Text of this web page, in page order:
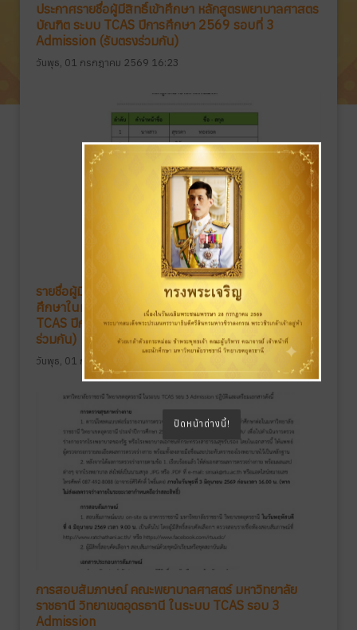
ประกาศรายชื่อผู้มีสิทธิ์เข้าศึกษา หลักสูตรพยาบาลศาสตร
บัณฑิต ระบบ TCAS ปีการศึกษา 2569 รอบที่ 3
Admission (รับตรงร่วมกัน)
วันพุธ, 01 กรกฎาคม 2569 16:23
รายชื่อผู้มีสิทธิ์เข้าสอบสัมภาษณ์ ในการคัดเลือกบุคคลเข้า
ศึกษาในมหาวิทยาลัยราชธานี วิทยาเขตอุดรธานี ระบบ
TCAS ปีการศึกษา 2569 รอบที่ 3 Admission (รับตรง
ร่วมกัน)
วันพุธ, 01 กรกฎาคม 2569 16:22
การสอบสัมภาษณ์ คณะพยาบาลศาสตร์ มหาวิทยาลัย
ราชธานี วิทยาเขตอุดรธานี ในระบบ TCAS รอบ 3
Admission
ปิดหน้าต่างนี้!